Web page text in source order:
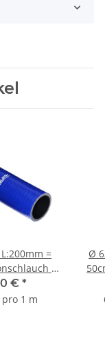
=
-
€ *
pro 1 m
Ø